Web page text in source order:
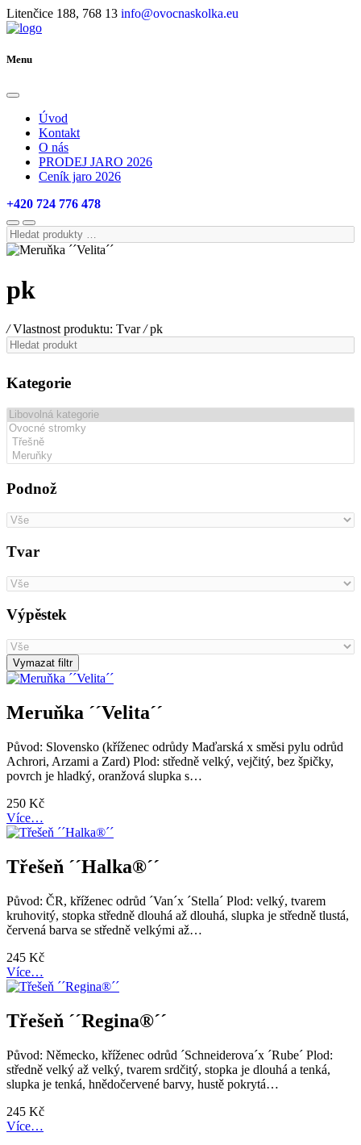
Litenčice 188, 768 13 info@ovocnaskolka.eu
Menu
Úvod
Kontakt
O nás
PRODEJ JARO 2026
Ceník jaro 2026
+420 724 776 478
Hledat
produkty
pk
/Vlastnost produktu: Tvar/pk
Hledat
produkt
Kategorie
Podnož
Tvar
Výpěstek
Vymazat filtr
Meruňka ´´Velita´´
Původ: Slovensko (kříženec odrůdy Maďarská x směsi pylu odrůd
Achrori, Arzami a Zard) Plod: středně velký, vejčitý, bez špičky,
povrch je hladký, oranžová slupka s…
250 Kč
Více…
Třešeň ´´Halka®´´
Původ: ČR, kříženec odrůd ´Van´x ´Stella´ Plod: velký, tvarem
kruhovitý, stopka středně dlouhá až dlouhá, slupka je středně tlustá,
červená barva se středně velkými až…
245 Kč
Více…
Třešeň ´´Regina®´´
Původ: Německo, kříženec odrůd ´Schneiderova´x ´Rube´ Plod:
středně velký až velký, tvarem srdčitý, stopka je dlouhá a tenká,
slupka je tenká, hnědočervené barvy, hustě pokrytá…
245 Kč
Více…